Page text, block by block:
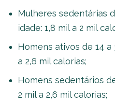
Mulheres sedentárias
idade: 1,8 mil a 2 mil
Homens ativos de 14 a
a 2,6 mil calorias;
Homens sedentários
2 mil a 2,6 mil calorias;